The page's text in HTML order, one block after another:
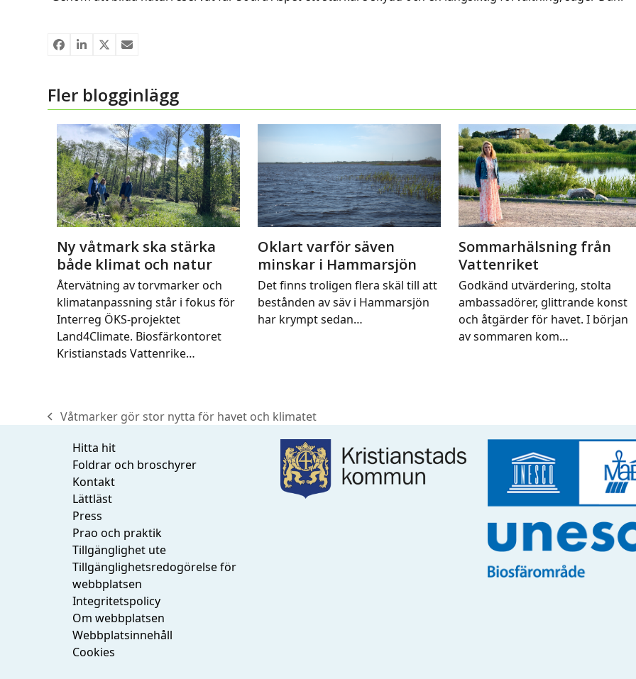
Fler blogginlägg
Ny våtmark ska stärka
både klimat och natur
Återvätning av torvmarker och
klimatanpassning står i fokus för
Interreg ÖKS-projektet
Land4Climate. Biosfärkontoret
Kristianstads Vattenrike…
Oklart varför säven
minskar i Hammarsjön
Det finns troligen flera skäl till att
bestånden av säv i Hammarsjön
har krympt sedan…
Sommarhälsning från
Vattenriket
Godkänd utvärdering, stolta
ambassadörer, glittrande konst
och åtgärder för havet. I början
av sommaren kom…
previous
post:
Våtmarker gör stor nytta för havet och klimatet
Hitta hit
Foldrar och broschyrer
Kontakt
Lättläst
Press
Prao och praktik
Tillgänglighet ute
Tillgänglighetsredogörelse för
webbplatsen
Integritetspolicy
Om webbplatsen
Webbplatsinnehåll
Cookies